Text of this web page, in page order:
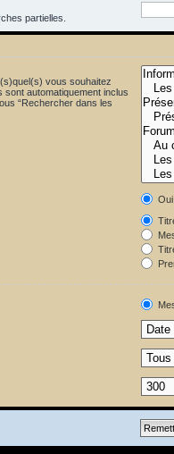
partielles.
vous souhaitez
automatiquement inclus
“Rechercher dans les
Oui